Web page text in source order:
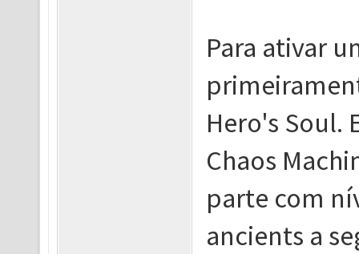
Para ativar
Hero's Soul.
Chaos
parte com
ancients a